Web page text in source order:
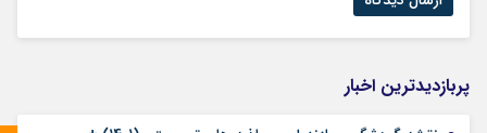
پربازدیدترین اخبار